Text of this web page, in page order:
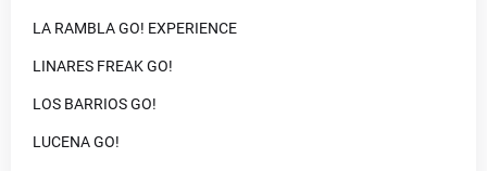
LA RAMBLA GO! EXPERIENCE
LINARES FREAK GO!
LOS BARRIOS GO!
LUCENA GO!